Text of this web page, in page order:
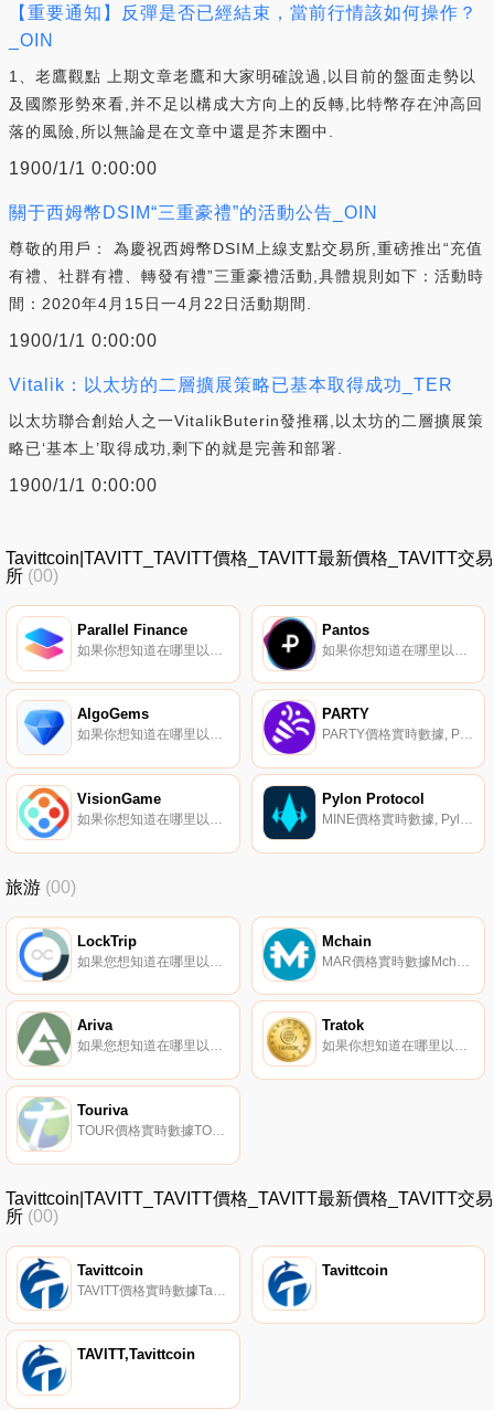
【重要通知】反彈是否已經結束，當前行情該如何操作？
_OIN
1、老鷹觀點 上期文章老鷹和大家明確說過,以目前的盤面走勢以
及國際形勢來看,并不足以構成大方向上的反轉,比特幣存在沖高回
落的風險,所以無論是在文章中還是芥末圈中.
1900/1/1 0:00:00
關于西姆幣DSIM“三重豪禮”的活動公告_OIN
尊敬的用戶： 為慶祝西姆幣DSIM上線支點交易所,重磅推出“充值
有禮、社群有禮、轉發有禮”三重豪禮活動,具體規則如下：活動時
間：2020年4月15日一4月22日活動期間.
1900/1/1 0:00:00
Vitalik：以太坊的二層擴展策略已基本取得成功_TER
以太坊聯合創始人之一VitalikButerin發推稱,以太坊的二層擴展策
略已‘基本上’取得成功,剩下的就是完善和部署.
1900/1/1 0:00:00
Tavittcoin|TAVITT_TAVITT價格_TAVITT最新價格_TAVITT交易
所 (00)
Parallel Finance Pantos
AlgoGems
如果你想知道在哪里以當前價格購買AlgoGems,目前交易{AlgoGems]股票的頂級加密貨幣交易所是ProBit Global和Tinyman。您可以在我們的加密貨幣交易所頁面上找到其他列表。Algorems是一個DAO為Algorand區塊鏈策劃和管理的NFT市場.
PARTY
PARTY價格實時數據, PartySwap是雪崩網絡上的去中心化交易所（DEX）；它是一個自動做市商（AMM）,用戶可以在貨幣之間進行無許可的交換,并使用智能合約為任何給定的代幣對創建市場.
VisionGame
如果你想知道在哪里以當前價格購買VisionGame,目前交易{VisionGame]股票的頂級加密貨幣交易所是Bitget、SuperEx、KuCoin、HuoVISION和MEXC。您可以在我們的加密貨幣交易所頁面上找到其他列表。VisionGame將傳統的游戲發布體驗帶到了區塊鏈世界.
Pylon Protocol
MINE價格實時數據, Pylon Protocol是一個去中心化金融（DeFi）框架,用于本金保護、基于收益的產品和服務。Pylon由Terraform Labs（TFL）在Terra區塊鏈上構建,引入了一種新的機制,用于在用戶和服務提供商之間進行長期激勵,通過現金流而不是前期支出進行支付.
旅游 (00)
LockTrip Mchain
Ariva
如果您想知道在哪里以當前價格購買Ariva,目前交易｛ARVnname｝股票的頂級加密貨幣交易所是Bitrue、CoinTiger、LBank、Gate.io和XT.COM。您可以在我們的加密貨幣交易所頁面上找到其他交易所。Ariva是旅游業的區塊鏈解決方案.
Tratok
如果你想知道在哪里以當前價格購買Tratok,目前交易{Tratok]股票的頂級加密貨幣交易所是Mercatox。您可以在我們的加密貨幣交易所頁面上找到其他列表。Tratok將自己描述為TratokTravel應用程序中用于預訂旅行和旅游服務的令牌.
Touriva
TOUR價格實時數據TOURIVA是一家由區塊鏈支持的全球分布式公司。游客可以使用TOURIVA應用程序與遍布世界各地的房東預訂度假。度假費用使用TOUR幣支付,投資者可以通過我們自己的交易所Crex24將其作為商品進行交易,未來還可以通過其他流行的在線加密貨幣交易平臺進行交易.
Tavittcoin|TAVITT_TAVITT價格_TAVITT最新價格_TAVITT交易
所 (00)
Tavittcoin Tavittcoin
TAVITT,Tavittcoin